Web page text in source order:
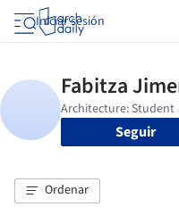
Iniciar sesión
Seguir
Ordenar